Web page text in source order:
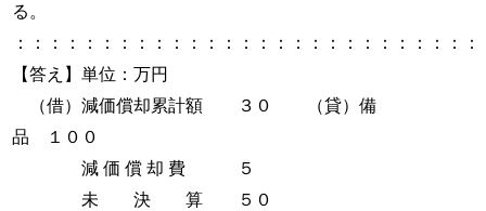
る。
：：：：：：：：：：：：：：：：：：：：：：：：：：
【答え】単位：万円
（借）減価償却累計額 ３０ （貸）備
品 １００
減 価 償 却 費 ５
未 決 算 ５０